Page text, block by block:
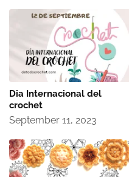
Dia Internacional del
crochet
September 11, 2023